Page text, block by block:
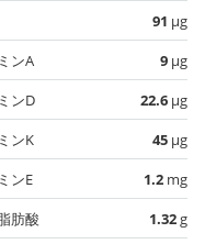
91 µg
ンA
9 µg
ンD
22.6 µg
ンK
45 µg
ンE
1.2 mg
肪酸
1.32g